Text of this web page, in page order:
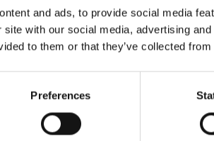
and ads, to provide social media
site with our social media, advertising
to them or that they’ve collected
Preferences
nähdäksesi kartan.